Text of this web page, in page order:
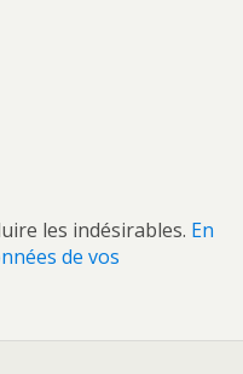
les indésirables. En
de vos